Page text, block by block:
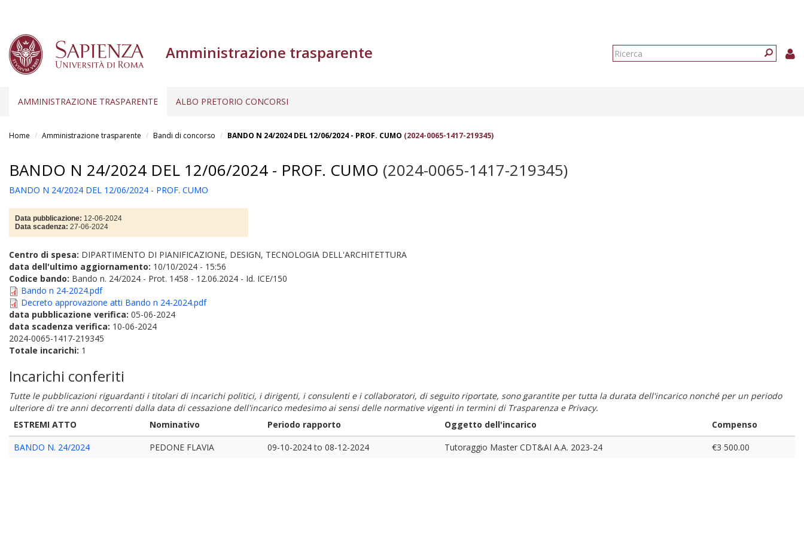
Amministrazione trasparente
Form
AMMINISTRAZIONE TRASPARENTE ALBO PRETORIO CONCORSI
Home Amministrazione trasparente Bandi di concorso BANDO N 24/2024 DEL 12/06/2024 - PROF. CUMO (2024-0065-1417-219345)
BANDO N 24/2024 DEL 12/06/2024 - PROF. CUMO (2024-0065-1417-219345)
BANDO N 24/2024 DEL 12/06/2024 - PROF. CUMO
Data pubblicazione: 12-06-2024
Data scadenza: 27-06-2024
Centro di spesa: DIPARTIMENTO DI PIANIFICAZIONE, DESIGN, TECNOLOGIA DELL'ARCHITETTURA
data dell'ultimo aggiornamento: 10/10/2024 - 15:56
Codice bando: Bando n. 24/2024 - Prot. 1458 - 12.06.2024 - Id. ICE/150
Bando n 24-2024.pdf
Decreto approvazione atti Bando n 24-2024.pdf
data pubblicazione verifica: 05-06-2024
data scadenza verifica: 10-06-2024
2024-0065-1417-219345
Totale incarichi: 1
Incarichi conferiti
Tutte le pubblicazioni riguardanti i titolari di incarichi politici, i dirigenti, i consulenti e i collaboratori, di seguito riportate, sono garantite per tutta la durata dell'incarico nonché per un periodo
ulteriore di tre anni decorrenti dalla data di cessazione dell'incarico medesimo ai sensi delle normative vigenti in termini di Trasparenza e Privacy.
ESTREMI ATTO
Nominativo Periodo rapporto Oggetto dell'incarico
Compenso
BANDO N. 24/2024
PEDONE FLAVIA 09-10-2024to 08-12-2024 Tutoraggio Master CDT&AI A.A. 2023-24 €3 500.00